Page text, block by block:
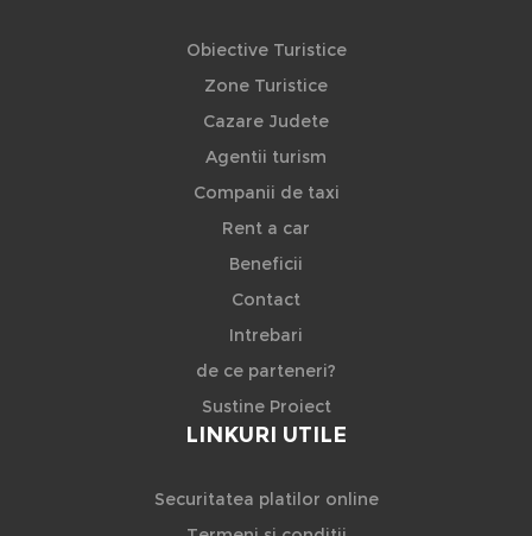
Obiective Turistice
Zone Turistice
Cazare Judete
Agentii turism
Companii de taxi
Rent a car
Beneficii
Contact
Intrebari
de ce parteneri?
Sustine Proiect
LINKURI UTILE
Securitatea platilor online